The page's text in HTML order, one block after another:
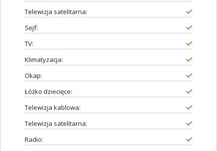
Telewizja satelitarna:
Sejf:
TV:
Klimatyzacja:
Okap:
Łóżko dziecięce:
Telewizja kablowa:
Telewizja satelitarna:
Radio: